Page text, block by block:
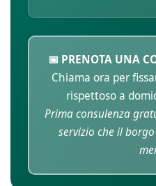
📅 PRENOTA UNA
Chiama ora per
rispettoso a
Prima consulenza
servizio che il